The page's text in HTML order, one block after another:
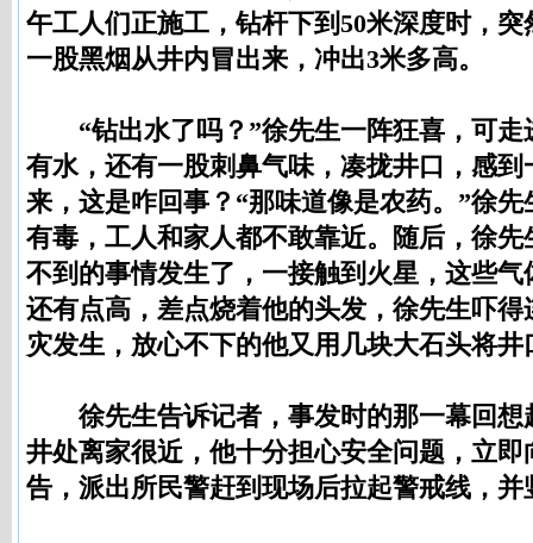
午工人们正施工，钻杆下到50米深度时，
一股黑烟从井内冒出来，冲出3米多高。
“钻出水了吗？”徐先生一阵狂喜，可走
有水，还有一股刺鼻气味，凑拢井口，感
来，这是咋回事？“那味道像是农药。”徐
有毒，工人和家人都不敢靠近。随后，徐
不到的事情发生了，一接触到火星，这些
还有点高，差点烧着他的头发，徐先生吓
灾发生，放心不下的他又用几块大石头将
徐先生告诉记者，事发时的那一幕回想
井处离家很近，他十分担心安全问题，立
告，派出所民警赶到现场后拉起警戒线，并